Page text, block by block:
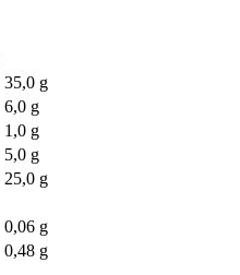
35,0 g
6,0 g
1,0 g
5,0 g
25,0 g
0,06 g
0,48 g